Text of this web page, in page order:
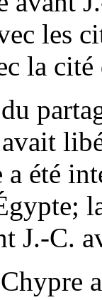
les
la cité
été
J.-C.